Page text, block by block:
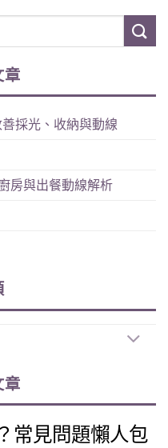
章
採光、收納與動線
房與出餐動線解析
章
常見問題懶人包